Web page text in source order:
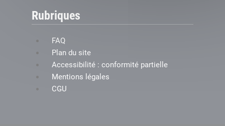
Rubriques
FAQ
Plan du site
Accessibilité : conformité partielle
Mentions légales
CGU